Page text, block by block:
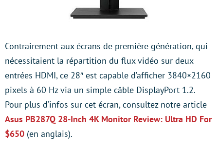
Contrairement aux écrans de première génération, qui
nécessitaient la répartition du flux vidéo sur deux
entrées HDMI, ce 28″ est capable d’afficher 3840×2160
pixels à 60 Hz via un simple câble DisplayPort 1.2.
Pour plus d’infos sur cet écran, consultez notre article
Asus PB287Q 28-Inch 4K Monitor Review: Ultra HD For
$650 (en anglais).